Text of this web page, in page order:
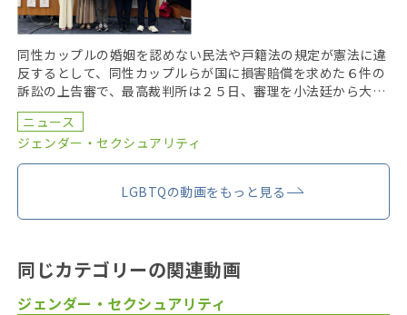
同性カップルの婚姻を認めない民法や戸籍法の規定が憲法に違
反するとして、同性カップルらが国に損害賠償を求めた６件の
訴訟の上告審で、最高裁判所は２５日、審理を小法廷から大法
廷に移すことを決定した。早ければ、２０２６年度内に口 […]
ニュース
ジェンダー・セクシュアリティ
LGBTQの動画をもっと見る
同じカテゴリーの関連動画
ジェンダー・セクシュアリティ